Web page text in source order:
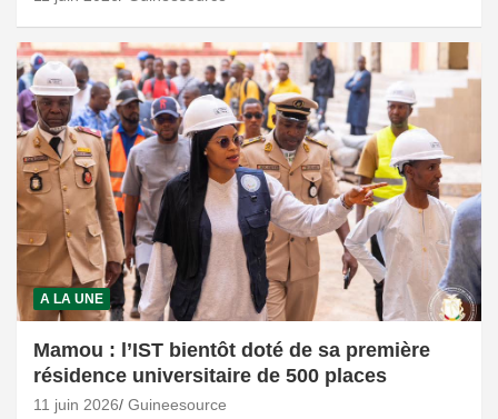
A LA UNE
Mamou : l’IST bientôt doté de sa première
résidence universitaire de 500 places
11 juin 2026 Guineesource